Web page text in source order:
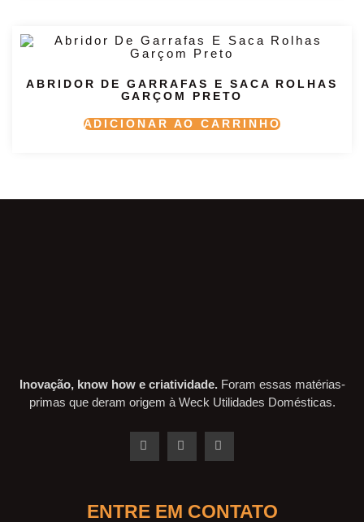
ABRIDOR DE GARRAFAS E SACA ROLHAS
GARÇOM PRETO
ADICIONAR AO CARRINHO
Inovação, know how e criatividade. Foram essas matérias-
primas que deram origem à Weck Utilidades Domésticas.
ENTRE EM CONTATO